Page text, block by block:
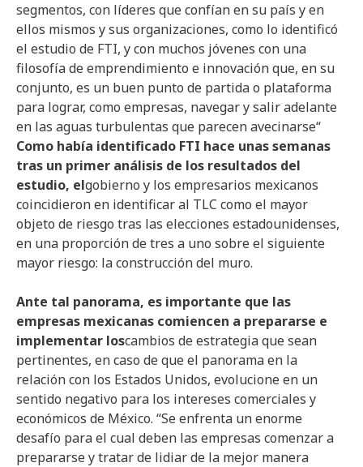
segmentos, con líderes queconfíanensu país yen
ellos mismos ysus organizaciones, como lo identificó
el estudio de FTI, y con muchos jóvenes con una
filosofíadeemprendimiento e innovaciónque, ensu
conjunto, es un buen punto de partidao plataforma
para lograr, como empresas, navegarysaliradelante
en las aguas turbulentas que parecenavecinarse“
Como había identificado FTI hace unassemanas
tras un primer análisis de los resultados del
estudio, elgobierno y los empresarios mexicanos
coincidieron en identificar al TLC como el mayor
objeto de riesgo tras las elecciones estadounidenses,
en una proporción de tres a uno sobre el siguiente
mayor riesgo: la construcción del muro.
Ante tal panorama, es importante que las
empresas mexicanas comiencen a prepararse e
implementar loscambios de estrategia que sean
pertinentes, en caso de que el panorama en la
relación con los Estados Unidos, evolucione en un
sentido negativo para los intereses comerciales y
económicos de México. “Se enfrenta un enorme
desafío para el cual deben las empresas comenzar a
prepararse y tratar de lidiar de la mejor manera